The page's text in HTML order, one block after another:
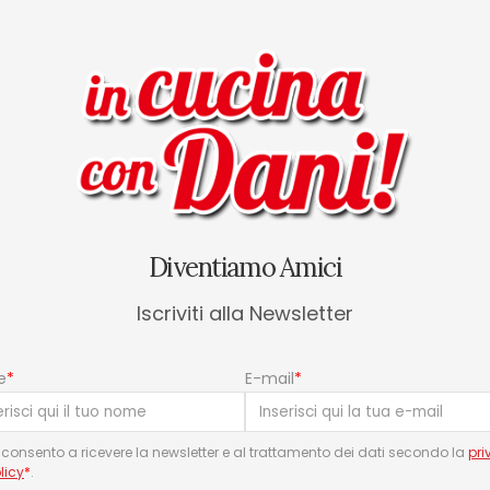
fondente senza
a non bruciarlo. Lasciarlo
agli altri ingredienti.
fuso, le uova e lo yogurt
composto liscio, omogeneo e
tortiera da 18 cm e inserirla nel
Diventiamo Amici
Iscriviti alla Newsletter
* E-mail*
a ricevere la newsletter e al trattamento dei dati secondo la
*.